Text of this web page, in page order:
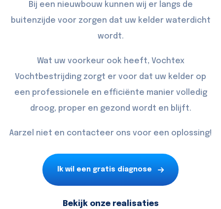
Bij een nieuwbouw kunnen wij er langs de
buitenzijde voor zorgen dat uw kelder waterdicht
wordt.
Wat uw voorkeur ook heeft, Vochtex
Vochtbestrijding zorgt er voor dat uw kelder op
een professionele en efficiënte manier volledig
droog, proper en gezond wordt en blijft.
Aarzel niet en contacteerons voor een oplossing!
Ik wil een gratis diagnose
Bekijk onze realisaties